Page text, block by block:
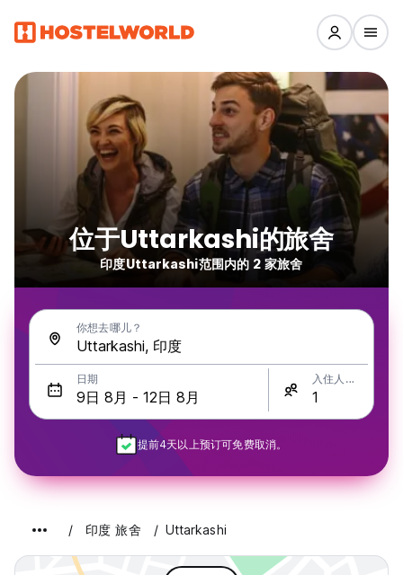
位于Uttarkashi的旅舍
印度Uttarkashi范围内的 2 家旅舍
你想去哪儿？
日期 入住人数
提前4天以上预订可免费取消。
印度 旅舍 Uttarkashi